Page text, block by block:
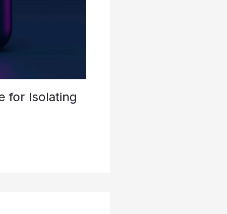
for Isolating